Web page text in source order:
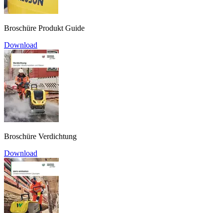
Broschüre Produkt Guide
Download
Broschüre Verdichtung
Download